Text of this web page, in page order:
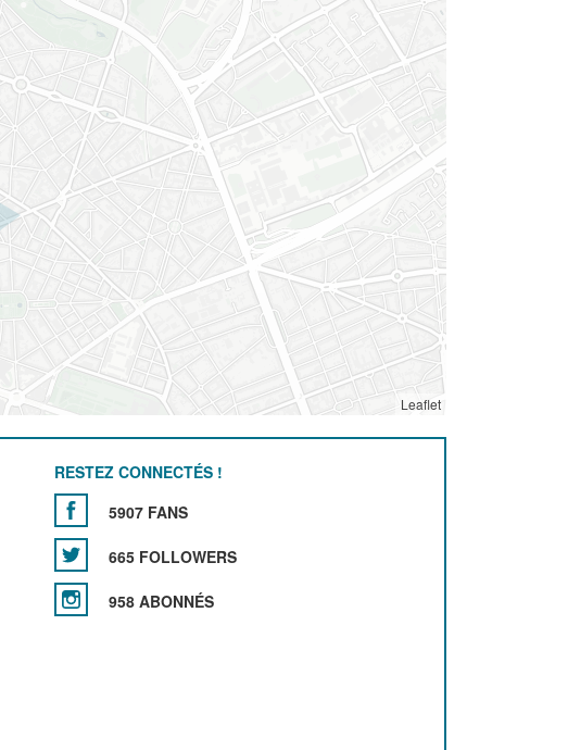
Leaflet
RESTEZ CONNECTÉS !
5907 FANS
665 FOLLOWERS
958 ABONNÉS